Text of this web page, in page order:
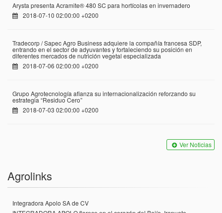
Arysta presenta Acramite® 480 SC para hortícolas en invernadero
2018-07-10 02:00:00 +0200
Tradecorp / Sapec Agro Business adquiere la compañía francesa SDP,
entrando en el sector de adyuvantes y fortaleciendo su posición en
diferentes mercados de nutrición vegetal especializada
2018-07-06 02:00:00 +0200
Grupo Agrotecnología afianza su internacionalización reforzando su
estrategia “Residuo Cero”
2018-07-03 02:00:00 +0200
Ver Noticias
Agrolinks
Integradora Apolo SA de CV